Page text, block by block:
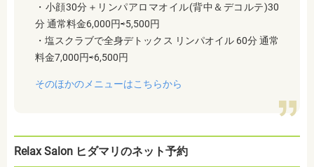
・小顔30分＋リンパアロマオイル(背中＆デコルテ)30
分 通常料金6,000円⇨5,500円
・塩スクラブで全身デトックス リンパオイル 60分 通常
料金7,000円⇨6,500円
そのほかのメニューはこちらから
Relax Salon ヒダマリのネット予約